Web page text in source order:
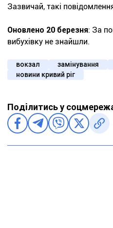
Зазвичай, такі
Оновлено 20 березня: За
вибухівку не знайшли.
вокзал замінування
новини кривий ріг
Поділитись у